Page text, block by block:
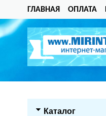
ГЛАВНАЯ ОПЛАТА
Каталог